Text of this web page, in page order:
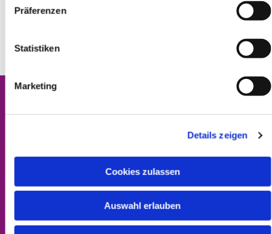
Präferenzen
Statistiken
Marketing
Details zeigen
Cookies zulassen
Auswahl erlauben
Impressum
Datenschutzerklärung
Barrierefreiheitserklärung